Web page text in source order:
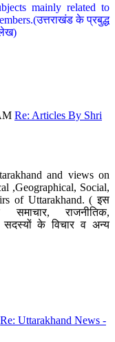
mainly related to
के प्रबुद्ध
लेख)
Re: Articles By Shri
and views on
,Geographical, Social,
of Uttarakhand. ( इस
राजनीतिक,
सदस्यों के विचार व अन्य
Re: Uttarakhand News -